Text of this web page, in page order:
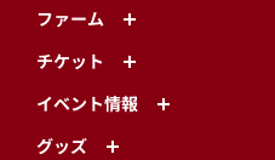
ファーム
チケット
イベント情報
グッズ